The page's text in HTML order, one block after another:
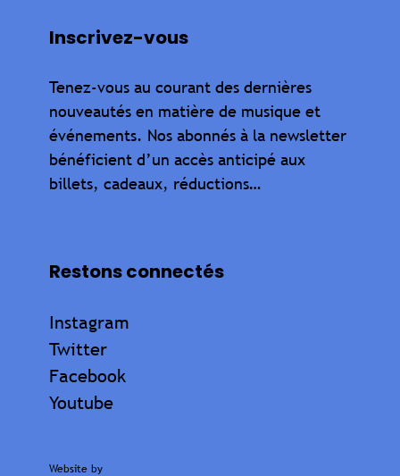
Inscrivez-vous
Tenez-vous au courant des dernières
nouveautés en matière de musique et
événements. Nos abonnés à la newsletter
bénéficient d’un accès anticipé aux
billets, cadeaux, réductions…
Restons connectés
Instagram
Twitter
Facebook
Youtube
Website by